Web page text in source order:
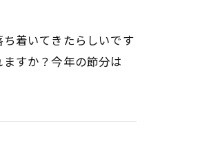
着いてきたらしいです
すか？今年の節分は